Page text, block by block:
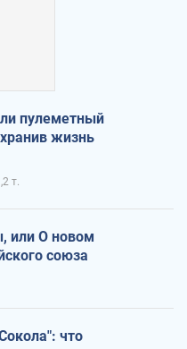
пулеметный
жизнь
т.
или О новом
союза
что